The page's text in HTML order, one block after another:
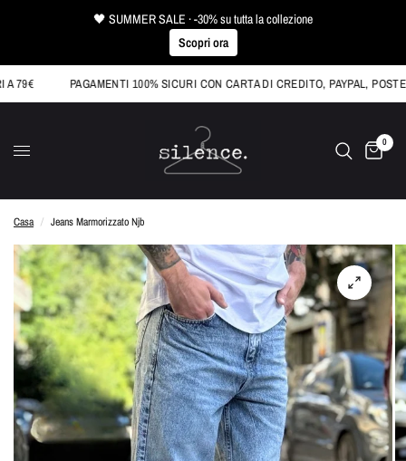
🖤 SUMMER SALE · -30% su tutta la collezione
Scopri ora
PAGAMENTI 100% SICURI CON CARTA DI CREDITO, PAYPAL,
0
Casa / Jeans Marmorizzato Njb